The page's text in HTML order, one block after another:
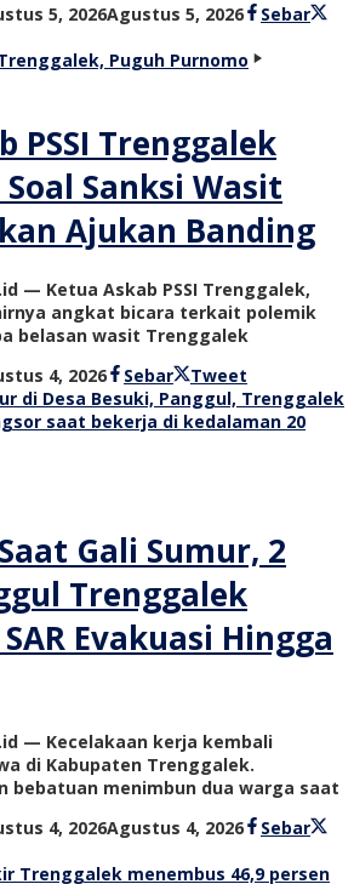
5, 2026Agustus 5, 2026oleh
tv
Sebar
PSSI Trenggalek
Sanksi Wasit
Ajukan Banding
— Ketua Askab PSSI Trenggalek,
angkat bicara terkait polemik
belasan wasit Trenggalek
4, 2026oleh
bioz
tv
Sebar Tweet
Gali Sumur, 2
Trenggalek
Evakuasi Hingga
— Kecelakaan kerja kembali
di Kabupaten Trenggalek.
bebatuan menimbun dua warga saat
4, 2026Agustus 4, 2026oleh
tv
Sebar